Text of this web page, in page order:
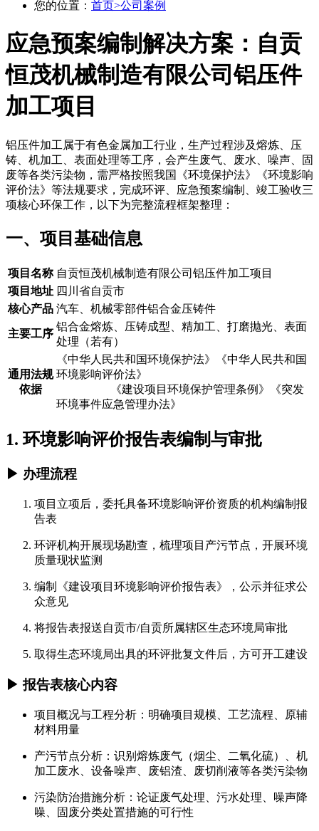
您的位置： 首页>公司案例
应急预案编制解决方案：自贡
恒茂机械制造有限公司铝压件
加工项目
铝压件加工属于有色金属加工行业，生产过程涉及熔炼、压
铸、机加工、表面处理等工序，会产生废气、废水、噪声、固
废等各类污染物，需严格按照我国《环境保护法》《环境影响
评价法》等法规要求，完成环评、应急预案编制、竣工验收三
项核心环保工作，以下为完整流程框架整理：
一、项目基础信息
项目名称 自贡恒茂机械制造有限公司铝压件加工项目
项目地址 四川省自贡市
核心产品 汽车、机械零部件铝合金压铸件
主要工序
铝合金熔炼、压铸成型、精加工、打磨抛光、表面
处理（若有）
通用法规
依据
《中华人民共和国环境保护法》《中华人民共和国
环境影响评价法》
《建设项目环境保护管理条例》《突发
环境事件应急管理办法》
1. 环境影响评价报告表编制与审批
▶ 办理流程
项目立项后，委托具备环境影响评价资质的机构编制报
告表
环评机构开展现场勘查，梳理项目产污节点，开展环境
质量现状监测
编制《建设项目环境影响评价报告表》，公示并征求公
众意见
将报告表报送自贡市/自贡所属辖区生态环境局审批
取得生态环境局出具的环评批复文件后，方可开工建设
▶ 报告表核心内容
项目概况与工程分析：明确项目规模、工艺流程、原辅
材料用量
产污节点分析：识别熔炼废气（烟尘、二氧化硫）、机
加工废水、设备噪声、废铝渣、废切削液等各类污染物
污染防治措施分析：论证废气处理、污水处理、噪声降
噪、固废分类处置措施的可行性